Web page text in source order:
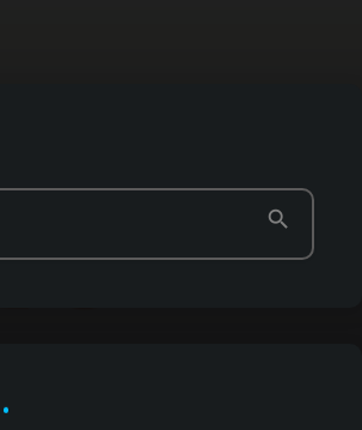
search